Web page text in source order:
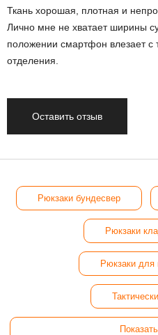
Ткань хорошая, плотная и
Лично мне не хватает ширины
положении смартфон влезает с
отделения.
Оставить отзыв
Рюкзаки бундесвер
Рюкзаки
Рюкзаки для